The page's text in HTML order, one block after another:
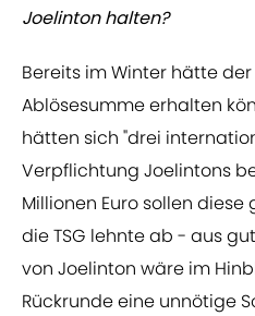
Joelinton halten?
Bereits im Winter hätte
Ablösesumme erhalten
hätten sich "drei
Verpflichtung Joelintons
Millionen Euro sollen
die TSG lehnte ab - aus
von Joelinton wäre im
Rückrunde eine unnötige